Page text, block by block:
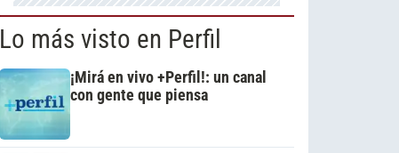
Lo más visto en Perfil
¡Mirá en vivo +Perfil!: un canal
con gente que piensa